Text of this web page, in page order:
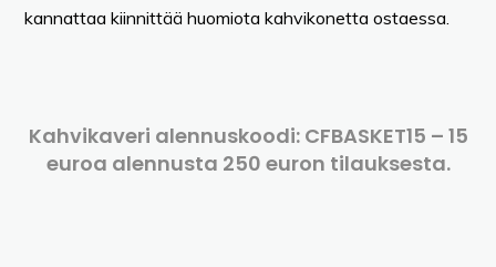
kannattaa kiinnittää huomiota kahvikonetta ostaessa.
Kahvikaveri alennuskoodi: CFBASKET15 – 15
euroa alennusta 250 euron tilauksesta.